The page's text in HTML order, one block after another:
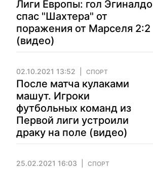
Лиги Европы: гол Эгиналдо
спас "Шахтера" от
поражения от Марселя 2:2
(видео)
02.10.2021 13:52 СПОРТ
После матча кулаками
машут. Игроки
футбольных команд из
Первой лиги устроили
драку на поле (видео)
25.02.2021 16:03 СПОРТ